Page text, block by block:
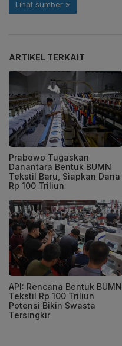
ARTIKEL TERKAIT
Prabowo Tugaskan
Danantara Bentuk BUMN
Tekstil Baru, Siapkan Dana
Rp 100 Triliun
API: Rencana Bentuk BUMN
Tekstil Rp 100 Triliun
Potensi Bikin Swasta
Tersingkir